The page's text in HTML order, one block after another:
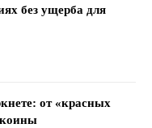
без ущерба для
от «красных